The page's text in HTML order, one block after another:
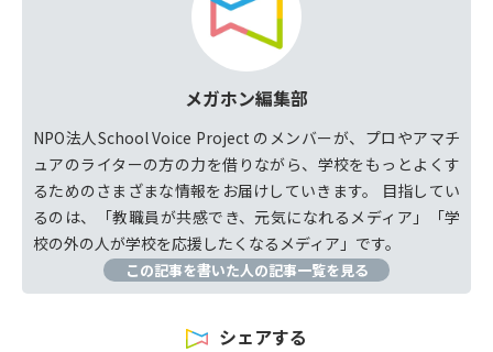
メガホン編集部
NPO法人School Voice Project のメンバーが、プロやアマチ
ュアのライターの方の力を借りながら、学校をもっとよくす
るためのさまざまな情報をお届けしていきます。 目指してい
るのは、「教職員が共感でき、元気になれるメディア」「学
校の外の人が学校を応援したくなるメディア」です。
この記事を書いた人の記事一覧を見る
シェアする